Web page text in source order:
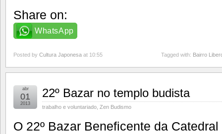
Share on:
WhatsApp
Posted by Cultura Japonesa at 10:55 Tagged with: Bairro
22º Bazar no templo budista
trabalho e voluntariado Zen Budismo
abr
01
2013
O 22º Bazar Beneficente da